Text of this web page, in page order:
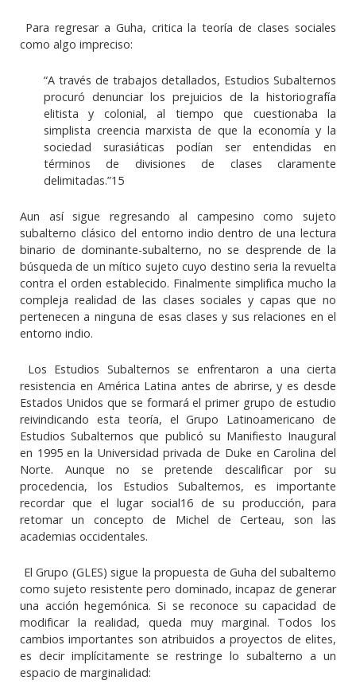
Para regresar a Guha, critica la teoría de clases sociales
como algo impreciso:
“A través de trabajos detallados, Estudios Subalternos
procuró denunciar los prejuicios de la historiografía
elitista y colonial, al tiempo que cuestionaba la
simplista creencia marxista de que la economía y la
sociedad surasiáticas podían ser entendidas en
términos de divisiones de clases claramente
delimitadas.”15
Aun así sigue regresando al campesino como sujeto
subalterno clásico del entorno indio dentro de una lectura
binario de dominante-subalterno, no se desprende de la
búsqueda de un mítico sujeto cuyo destino seria la revuelta
contra el orden establecido. Finalmente simplifica mucho la
compleja realidad de las clases sociales y capas que no
pertenecen a ninguna de esas clases y sus relaciones en el
entorno indio.
Los Estudios Subalternos se enfrentaron a una cierta
resistencia en América Latina antes de abrirse, y es desde
Estados Unidos que se formará el primer grupo de estudio
reivindicando esta teoría, el Grupo Latinoamericano de
Estudios Subalternos que publicó su Manifiesto Inaugural
en 1995 en la Universidad privada de Duke en Carolina del
Norte. Aunque no se pretende descalificar por su
procedencia, los Estudios Subalternos, es importante
recordar que el lugar social16 de su producción, para
retomar un concepto de Michel de Certeau, son las
academias occidentales.
El Grupo (GLES) sigue la propuesta de Guha del subalterno
como sujeto resistente pero dominado, incapaz de generar
una acción hegemónica. Si se reconoce su capacidad de
modificar la realidad, queda muy marginal. Todos los
cambios importantes son atribuidos a proyectos de elites,
es decir implícitamente se restringe lo subalterno a un
espacio de marginalidad: